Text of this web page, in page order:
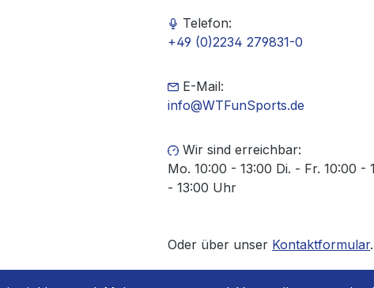
Telefon:
+49 (0)2234 279831-0
E-Mail:
info@WTFunSports.de
Wir sind erreichbar:
Mo. 10:00 - 13:00 Di. - Fr. 10:00 -
- 13:00 Uhr
Oder über unser Kontaktformular.